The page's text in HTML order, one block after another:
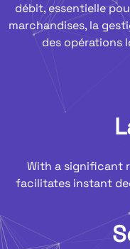
débit, essentielle
marchandises, la
des opérations
With a significant
facilitates instant